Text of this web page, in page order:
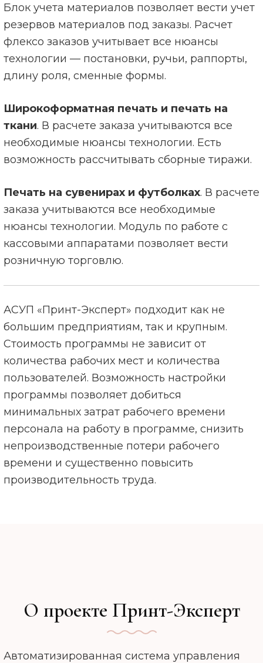
Блок учета материалов позволяет вести учет
резервов материалов под заказы. Расчет
флексо заказов учитывает все нюансы
технологии — постановки, ручьи, раппорты,
длину роля, сменные формы.
Широкоформатная печать и печать на
ткани. В расчете заказа учитываются все
необходимые нюансы технологии. Есть
возможность рассчитывать сборные тиражи.
Печать на сувенирах и футболках. В расчете
заказа учитываются все необходимые
нюансы технологии. Модуль по работе с
кассовыми аппаратами позволяет вести
розничную торговлю.
АСУП «Принт-Эксперт» подходит как не
большим предприятиям, так и крупным.
Стоимость программы не зависит от
количества рабочих мест и количества
пользователей. Возможность настройки
программы позволяет добиться
минимальных затрат рабочего времени
персонала на работу в программе, снизить
непроизводственные потери рабочего
времени и существенно повысить
производительность труда.
О проекте Принт-Эксперт
Автоматизированная система управления